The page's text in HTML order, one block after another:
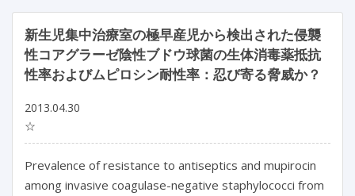
新生児集中治療室の極早産児から検出された侵襲
性コアグラーゼ陰性ブドウ球菌の生体消毒薬抵抗
性率およびムピロシン耐性率：忍び寄る脅威か？
2013.04.30
☆
Prevalence of resistance to antiseptics and mupirocin
among invasive coagulase-negative staphylococci from